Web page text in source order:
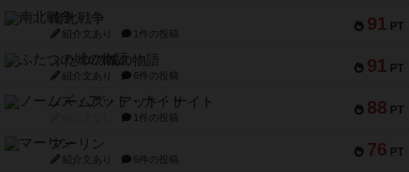
91 PT
南北戦争
紹介文あり 1件の投稿
91 PT
ふたつの城の物語
紹介文あり 6件の投稿
88 PT
ノームズ・アット・ナイト
1件の投稿
76 PT
マーリン
紹介文あり 6件の投稿